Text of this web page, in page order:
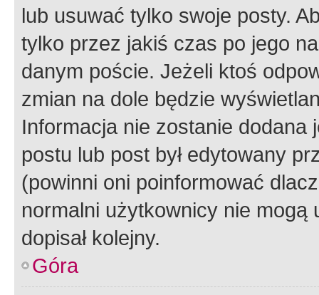
lub usuwać tylko swoje posty.
tylko przez jakiś czas po jego
danym poście. Jeżeli ktoś
zmian na dole będzie
Informacja nie zostanie dodana
postu lub post był edytowany
(powinni oni poinformować
normalni użytkownicy nie
dopisał kolejny.
Góra